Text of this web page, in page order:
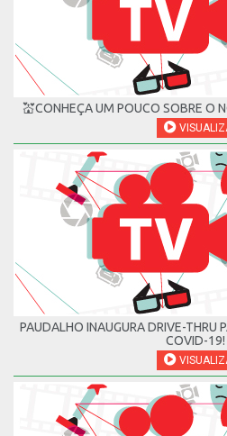
💒CONHEÇA UM POUCO SOBRE O
PAUDALHO INAUGURA DRIVE-THRU
COVID-